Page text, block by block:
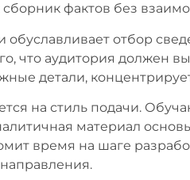
фактов без
отбор
что аудитория должен
детали,
на стиль подачи.
материал
время на шаге